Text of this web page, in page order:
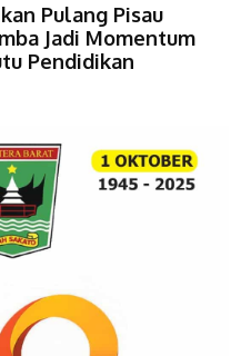
Pulang Pisau
Jadi Momentum
Pendidikan